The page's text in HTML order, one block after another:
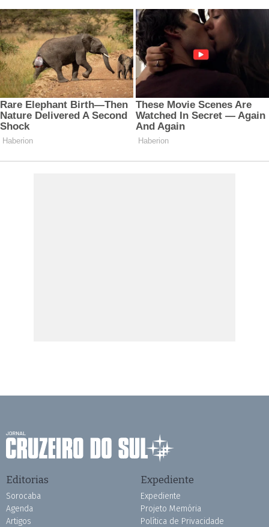
Editorias
Sorocaba
Agenda
Artigos
Expediente
Expediente
Projeto Memória
Política de Privacidade